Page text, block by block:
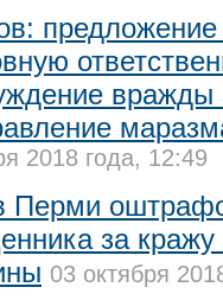
предложение
вражды
2018 года, 12:49
Перми
за кражу
03 октября